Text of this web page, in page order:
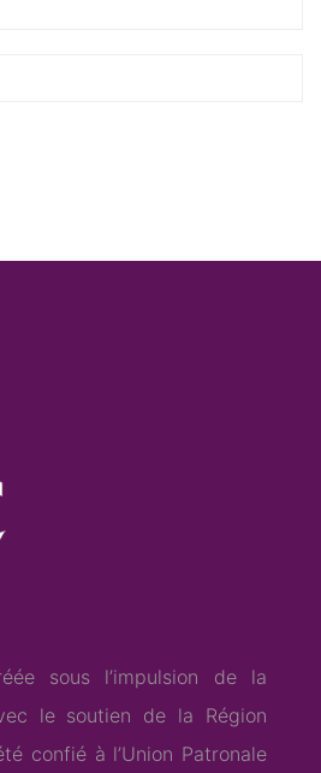
sous l’impulsion de la
le soutien de la Région
confié à l’Union Patronale